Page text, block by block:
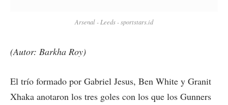
Arsenal - Leeds - sportstars.id
(Autor: Barkha Roy)
El trío formado por Gabriel Jesus, Ben White y Granit
Xhaka anotaron los tres goles con los que los Gunners